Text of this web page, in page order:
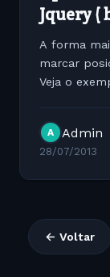
Jquery (
A forma
marcar
Veja o
content/
A Admin
28/07/2013
← Voltar